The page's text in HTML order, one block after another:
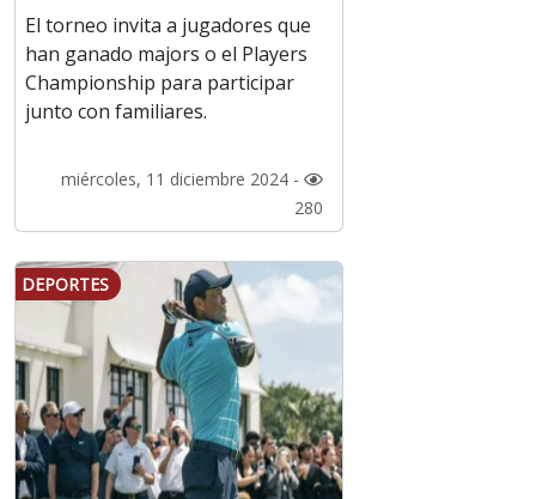
El torneo invita a jugadores que
han ganado majors o el Players
Championship para participar
junto con familiares.
miércoles, 11 diciembre 2024 -
280
DEPORTES